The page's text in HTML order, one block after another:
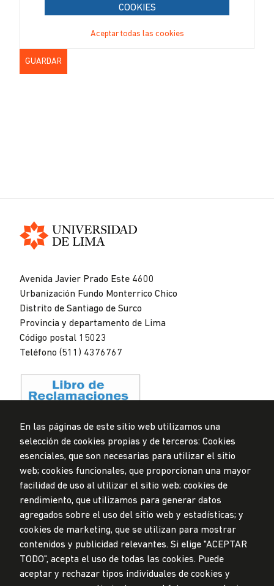
COOKIES
Aceptar todas las cookies
Avenida Javier Prado Este 4600
Urbanización Fundo Monterrico Chico
Distrito de Santiago de Surco
Provincia y departamento de Lima
Código postal 15023
Teléfono (511) 4376767
Privacidad de datos personales
Mesa de partes
Todos los derechos reservados
Diseñado por
LA UNIVERSIDAD DE LIMA ES MIEMBRO DE
En las páginas de este sitio web utilizamos una
selección de cookies propias y de terceros: Cookies
esenciales, que son necesarias para utilizar el sitio
web; cookies funcionales, que proporcionan una mayor
facilidad de uso al utilizar el sitio web; cookies de
rendimiento, que utilizamos para generar datos
agregados sobre el uso del sitio web y estadísticas; y
cookies de marketing, que se utilizan para mostrar
contenidos y publicidad relevantes. Si elige "ACEPTAR
TODO", acepta el uso de todas las cookies. Puede
aceptar y rechazar tipos individuales de cookies y